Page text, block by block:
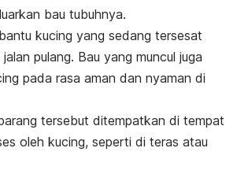
bau tubuhnya.
kucing yang sedang tersesat
pulang. Bau yang muncul juga
pada rasa aman dan nyaman di
tersebut ditempatkan di tempat
oleh kucing, seperti di teras atau